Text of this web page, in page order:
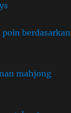
berdasarkan
mahjong